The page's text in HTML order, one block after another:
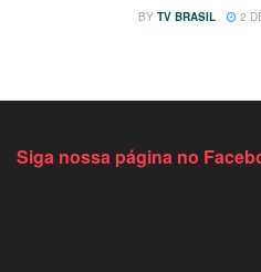
BY TV BRASIL 2
Siga nossa página no